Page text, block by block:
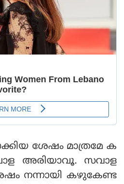
ശേഷം മാത്രമേ ക
അരിയാവൂ. സവാള
നന്നായി കഴുകേണ്ട